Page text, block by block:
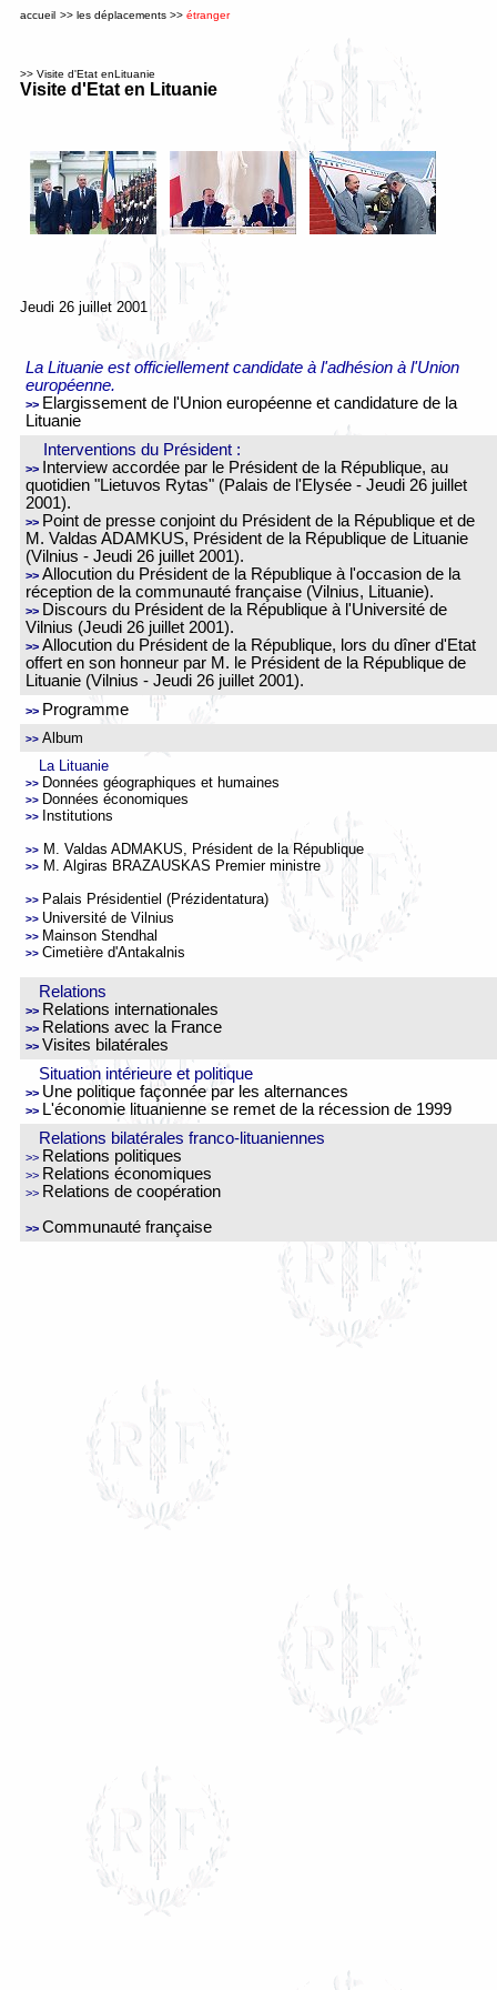
accueil >> les déplacements >> étranger
>> Visite d'Etat enLituanie
Visite d'Etat en Lituanie
Jeudi 26 juillet 2001
La Lituanie est officiellement candidate à l'adhésion à l'Union
européenne.
>> Elargissement de l'Union européenne et candidature de la
Lituanie
Interventions du Président :
>> Interview accordée par le Président de la République, au
quotidien "Lietuvos Rytas" (Palais de l'Elysée - Jeudi 26 juillet
2001).
>> Point de presse conjoint du Président de la République et de
M. Valdas ADAMKUS, Président de la République de Lituanie
(Vilnius - Jeudi 26 juillet 2001).
>> Allocution du Président de la République à l'occasion de la
réception de la communauté française (Vilnius, Lituanie).
>> Discours du Président de la République à l'Université de
Vilnius (Jeudi 26 juillet 2001).
>> Allocution du Président de la République, lors du dîner d'Etat
offert en son honneur par M. le Président de la République de
Lituanie (Vilnius - Jeudi 26 juillet 2001).
>> Programme
>> Album
La Lituanie
>> Données géographiques et humaines
>> Données économiques
>> Institutions
>> M. Valdas ADMAKUS, Président de la République
>> M. Algiras BRAZAUSKAS Premier ministre
>> Palais Présidentiel (Prézidentatura)
>> Université de Vilnius
>> Mainson Stendhal
>> Cimetière d'Antakalnis
Relations
>> Relations internationales
>> Relations avec la France
>> Visites bilatérales
Situation intérieure et politique
>> Une politique façonnée par les alternances
>> L'économie lituanienne se remet de la récession de 1999
Relations bilatérales franco-lituaniennes
>> Relations politiques
>> Relations économiques
>> Relations de coopération
>> Communauté française